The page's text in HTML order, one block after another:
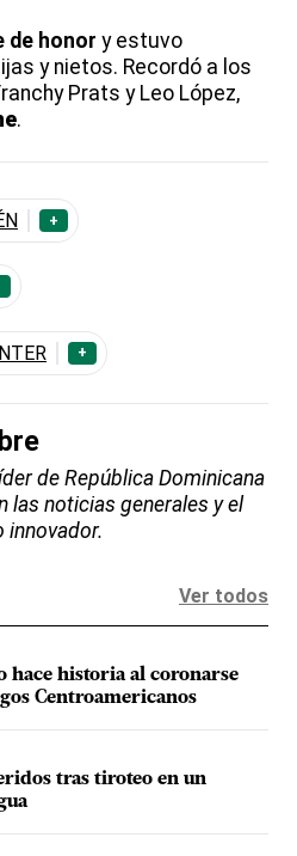
de honor y estuvo
y nietos. Recordó a los
Prats y Leo López,
.
+
+
de República Dominicana
las noticias generales y el
innovador.
Ver todos
hace historia al coronarse
Centroamericanos
tras tiroteo en un